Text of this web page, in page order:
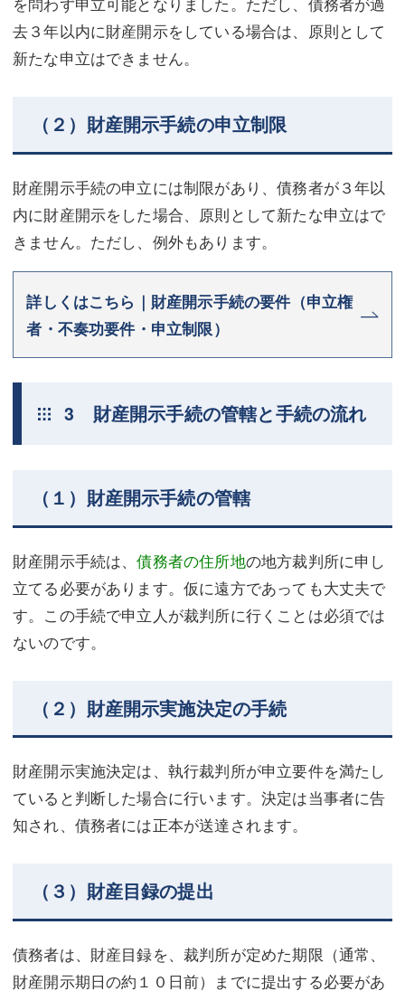
去３年以内に財産開示をしている場合は、原則として
新たな申立はできません。
（２）財産開示手続の申立制限
財産開示手続の申立には制限があり、債務者が３年以
内に財産開示をした場合、原則として新たな申立はで
きません。ただし、例外もあります。
詳しくはこちら｜財産開示手続の要件（申立権
者・不奏功要件・申立制限）
3 財産開示手続の管轄と手続の流れ
（１）財産開示手続の管轄
財産開示手続は、債務者の住所地の地方裁判所に申し
立てる必要があります。仮に遠方であっても大丈夫で
す。この手続で申立人が裁判所に行くことは必須では
ないのです。
（２）財産開示実施決定の手続
財産開示実施決定は、執行裁判所が申立要件を満たし
ていると判断した場合に行います。決定は当事者に告
知され、債務者には正本が送達されます。
（３）財産目録の提出
債務者は、財産目録を、裁判所が定めた期限（通常、
財産開示期日の約１０日前）までに提出する必要があ